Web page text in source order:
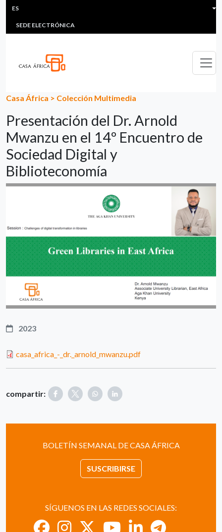
Pasar al contenido principal
HEADER MENU
MULTIMEDIA
SEDE ELECTRÓNICA
ES
Casa África > Colección Multimedia
Presentación del Dr. Arnold
Mwanzu en el 14º Encuentro de
Sociedad Digital y
Biblioteconomía
2023
casa_africa_-_dr._arnold_mwanzu.pdf
compartir:
BOLETÍN SEMANAL DE CASA ÁFRICA
SUSCRIBIRSE
SÍGUENOS EN LAS REDES SOCIALES: